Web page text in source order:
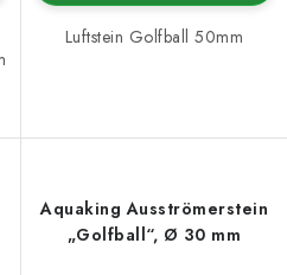
Luftstein Golfball 50mm
Aquaking Ausströmerstein
„Golfball“, Ø 30 mm